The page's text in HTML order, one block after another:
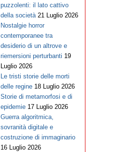
puzzolenti: il lato cattivo
della società 21 Luglio 2026
Nostalgie horror
contemporanee tra
desiderio di un altrove e
riemersioni perturbanti 19
Luglio 2026
Le tristi storie delle morti
delle regine 18 Luglio 2026
Storie di metamorfosi e di
epidemie 17 Luglio 2026
Guerra algoritmica,
sovranità digitale e
costruzione di immaginario
16 Luglio 2026